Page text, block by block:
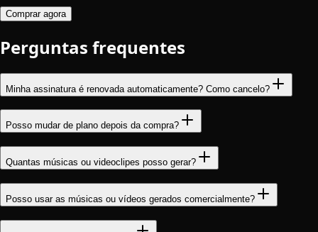
Comprar agora
Perguntas frequentes
Minha assinatura é renovada automaticamente? Como cancelo?
Posso mudar de plano depois da compra?
Quantas músicas ou videoclipes posso gerar?
Posso usar as músicas ou vídeos gerados comercialmente?